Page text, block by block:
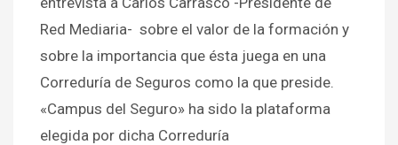
Red Mediaria- sobre el valor de la formación y
sobre la importancia que ésta juega en una
Correduría de Seguros como la que preside.
«Campus del Seguro» ha sido la plataforma
elegida por dicha Correduría